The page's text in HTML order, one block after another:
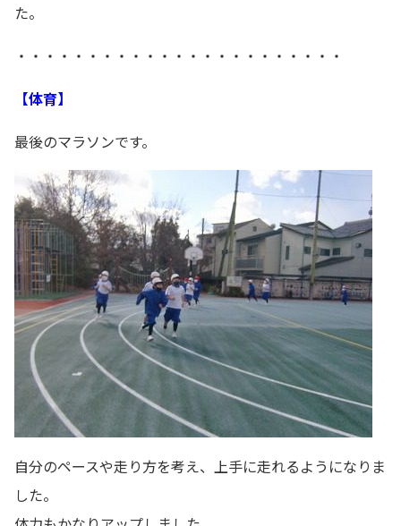
た。
・・・・・・・・・・・・・・・・・・・・・・・
【体育】
最後のマラソンです。
自分のペースや走り方を考え、上手に走れるようになりま
した。